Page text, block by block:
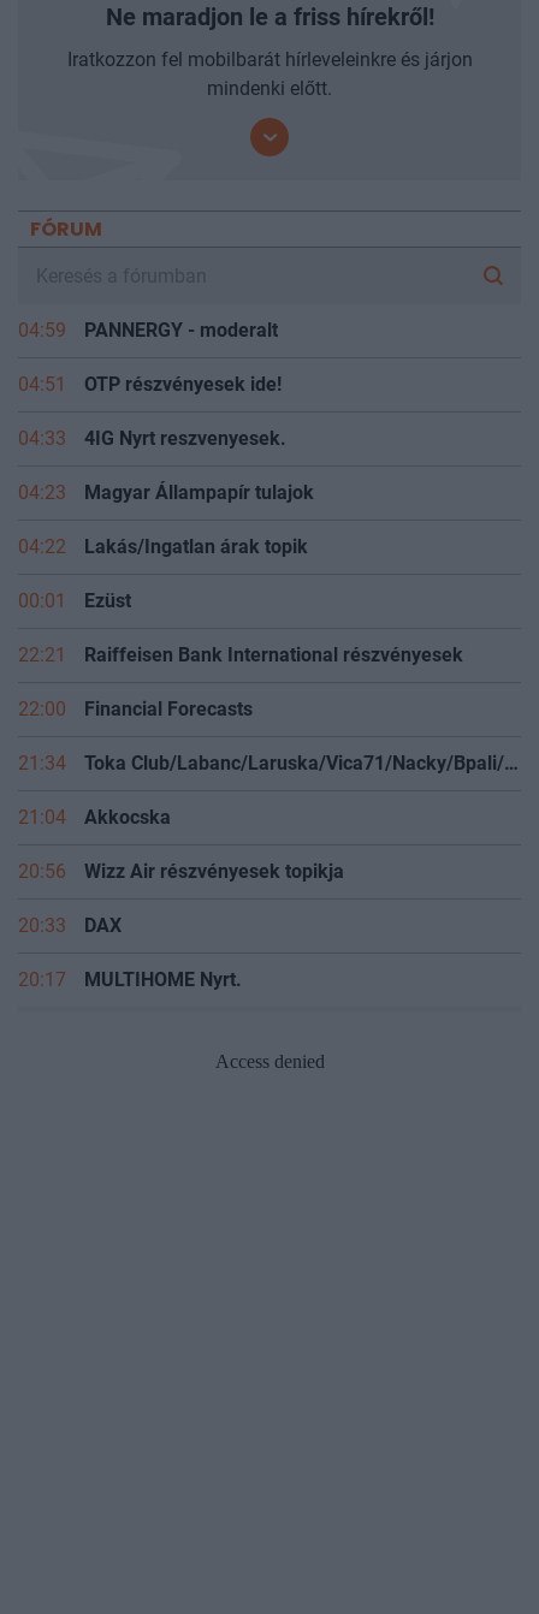
Ne maradjon le a friss hírekről!
Iratkozzon fel mobilbarát hírleveleinkre és járjon
mindenki előtt.
FÓRUM
04:59 PANNERGY - moderalt
04:51 OTP részvényesek ide!
04:33 4IG Nyrt reszvenyesek.
04:23 Magyar Állampapír tulajok
04:22 Lakás/Ingatlan árak topik
00:01 Ezüst
22:21 Raiffeisen Bank International részvényesek
22:00 Financial Forecasts
21:34 Toka Club/Labanc/Laruska/Vica71/Nacky/Bpali/Oldrider/Josefernando/Mcbull/Kawaszabi
21:04 Akkocska
20:56 Wizz Air részvényesek topikja
20:33 DAX
20:17 MULTIHOME Nyrt.